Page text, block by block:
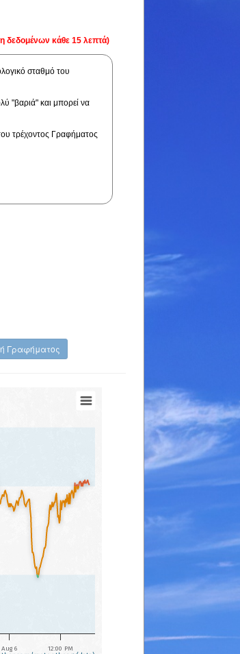
δεδομένων κάθε 15 λεπτά)
σταθμό του
"βαριά" και μπορεί να
τρέχοντος Γραφήματος